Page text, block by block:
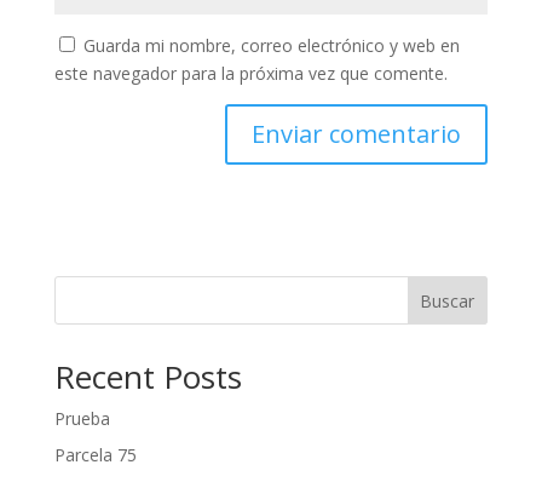
Guarda mi nombre, correo electrónico y web en
este navegador para la próxima vez que comente.
Buscar
Recent Posts
Prueba
Parcela 75